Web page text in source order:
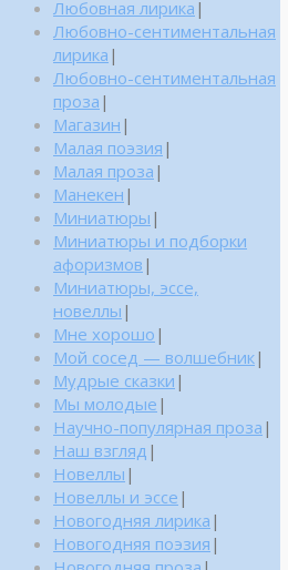
Любовная лирика |
Любовно-сентиментальная
лирика |
Любовно-сентиментальная
проза |
Магазин |
Малая поэзия |
Малая проза |
Манекен |
Миниатюры |
Миниатюры и подборки
афоризмов |
Миниатюры, эссе,
новеллы |
Мне хорошо |
Мой сосед — волшебник|
Мудрые сказки |
Мы молодые |
Научно-популярная проза |
Наш взгляд |
Новеллы |
Новеллы и эссе |
Новогодняя лирика |
Новогодняя поэзия |